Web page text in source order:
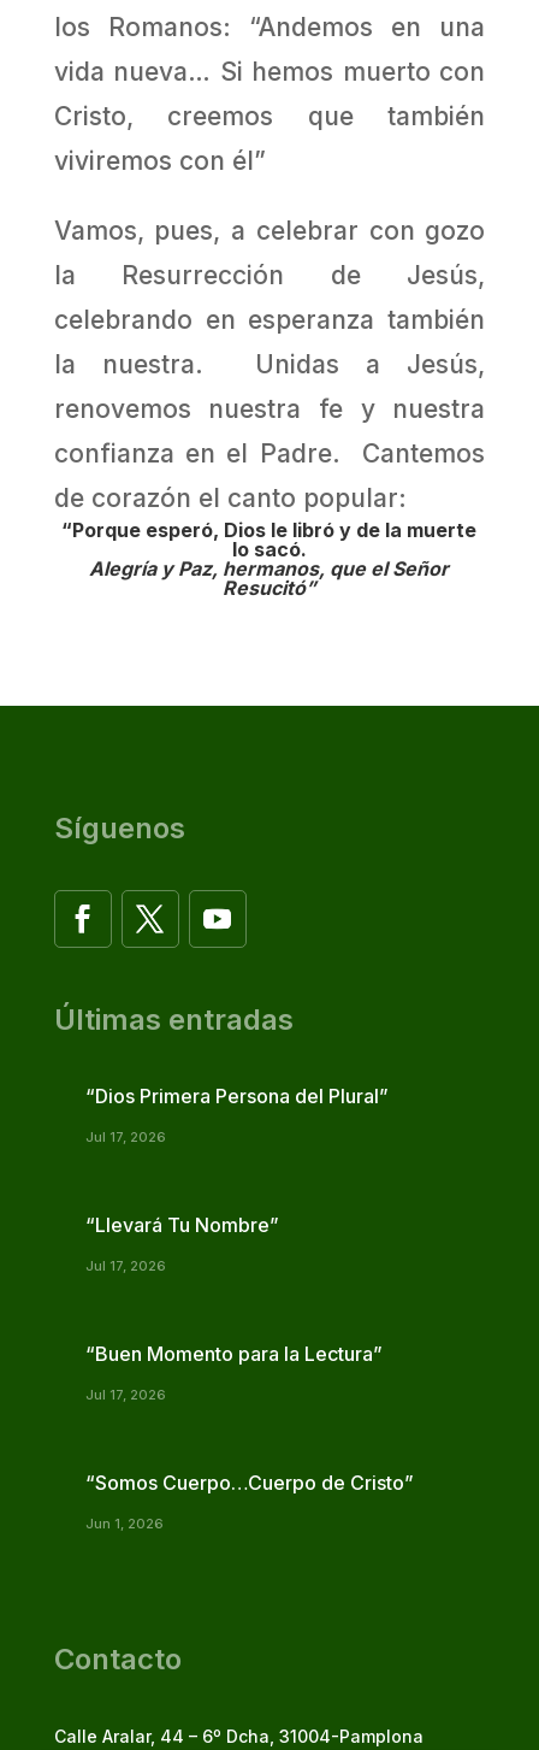
los Romanos: “Andemos en una
vida nueva… Si hemos muerto con
Cristo, creemos que también
viviremos con él”
Vamos, pues, a celebrar con gozo
la Resurrección de Jesús,
celebrando en esperanza también
la nuestra. Unidas a Jesús,
renovemos nuestra fe y nuestra
confianza en el Padre. Cantemos
de corazón el canto popular:
“Porque esperó, Dios le libró y de la muerte
lo sacó.
Alegría y Paz, hermanos, que el Señor
Resucitó”
Síguenos
Últimas entradas
“Dios Primera Persona del Plural”
Jul 17, 2026
“Llevará Tu Nombre”
Jul 17, 2026
“Buen Momento para la Lectura”
Jul 17, 2026
“Somos Cuerpo…Cuerpo de Cristo”
Jun 1, 2026
Contacto
Calle Aralar, 44 – 6º Dcha, 31004-Pamplona